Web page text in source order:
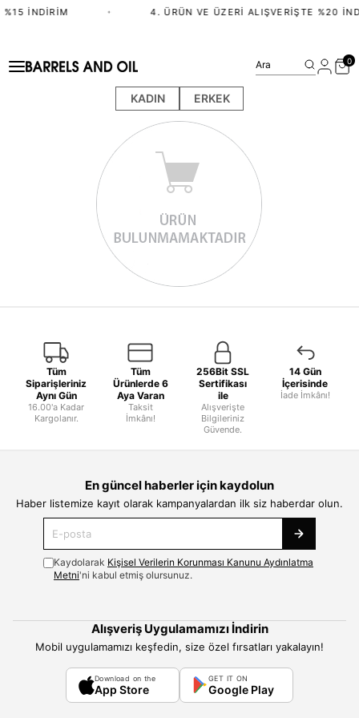
İNDIRIM • 4. ÜRÜN VE ÜZERI ALIŞVERIŞTE %20
KADIN ERKEK
Ara 0
Tüm
Siparişleriniz
Aynı Gün
16.00'a Kadar
Kargolanır.
Tüm
Ürünlerde 6
Aya Varan
Taksit
İmkânı!
256Bit SSL
Sertifikası
ile
Alışverişte
Bilgileriniz
Güvende.
14 Gün
İçerisinde
İade İmkânı!
En güncel haberler için kaydolun
Haber listemize kayıt olarak kampanyalardan ilk siz haberdar olun.
Kaydolarak Kişisel Verilerin Korunması Kanunu Aydınlatma
Metni'ni kabul etmiş olursunuz.
Alışveriş Uygulamamızı İndirin
Mobil uygulamamızı keşfedin, size özel fırsatları yakalayın!
Download on the
App Store
GET IT ON
Google Play